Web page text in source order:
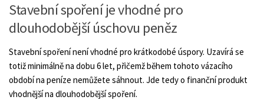
Stavební spoření je vhodné pro
dlouhodobější úschovu peněz
Stavební spoření není vhodné pro krátkodobé úspory. Uzavírá se
totiž minimálně na dobu 6 let, přičemž během tohoto vázacího
období na peníze nemůžete sáhnout. Jde tedy o finanční produkt
vhodnější na dlouhodobější spoření.